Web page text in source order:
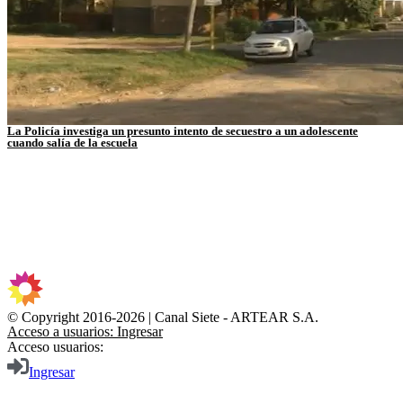
La Policía investiga un presunto intento de secuestro a un adolescente
cuando salía de la escuela
© Copyright 2016-2026 | Canal Siete - ARTEAR S.A.
Acceso a usuarios: Ingresar
Acceso usuarios:
Ingresar